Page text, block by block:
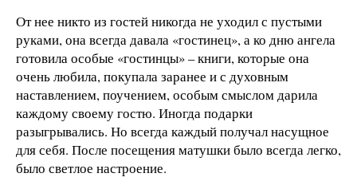
От нее никто из гостей никогда не уходил с пустыми
руками, она всегда давала «гостинец», а ко дню ангела
готовила особые «гостинцы» – книги, которые она
очень любила, покупала заранее и с духовным
наставлением, поучением, особым смыслом дарила
каждому своему гостю. Иногда подарки
разыгрывались. Но всегда каждый получал насущное
для себя. После посещения матушки было всегда легко,
было светлое настроение.